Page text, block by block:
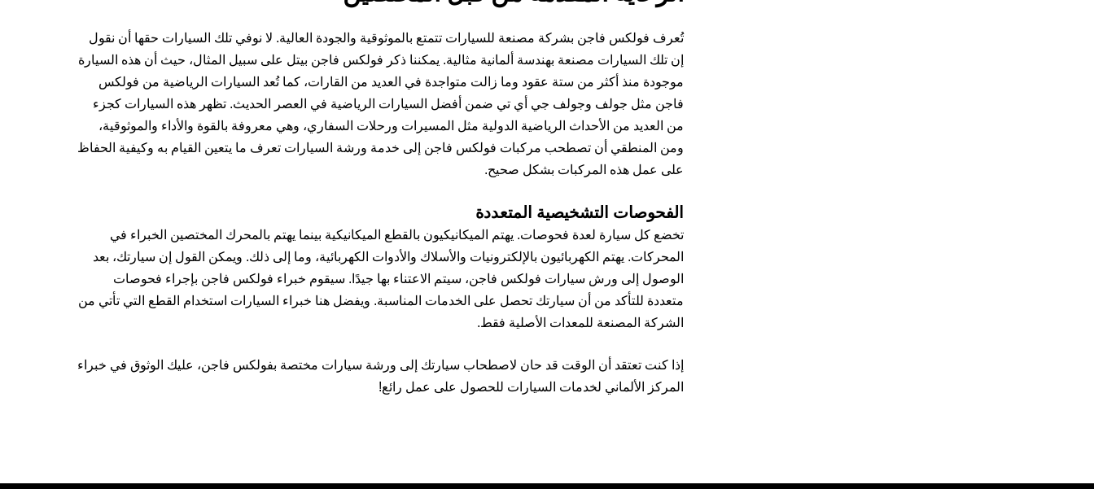
تُعرف فولكس فاجن بشركة مصنعة للسيارات تتمتع بالموثوقية والجودة العالية. لا نوفي تلك السيارات حقها أن نقول
إن تلك السيارات مصنعة بهندسة ألمانية مثالية. يمكننا ذكر فولكس فاجن بيتل على سبيل المثال، حيث أن هذه السيارة
موجودة منذ أكثر من ستة عقود وما زالت متواجدة في العديد من القارات، كما تُعد السيارات الرياضية من فولكس
فاجن مثل جولف وجولف جي أي تي ضمن أفضل السيارات الرياضية في العصر الحديث. تظهر هذه السيارات كجزء
من العديد من الأحداث الرياضية الدولية مثل المسيرات ورحلات السفاري، وهي معروفة بالقوة والأداء والموثوقية،
ومن المنطقي أن تصطحب مركبات فولكس فاجن إلى خدمة ورشة السيارات تعرف ما يتعين القيام به وكيفية الحفاظ
على عمل هذه المركبات بشكل صحيح.
الفحوصات التشخيصية المتعددة
تخضع كل سيارة لعدة فحوصات. يهتم الميكانيكيون بالقطع الميكانيكية بينما يهتم بالمحرك المختصين الخبراء في
المحركات. يهتم الكهربائيون بالإلكترونيات والأسلاك والأدوات الكهربائية، وما إلى ذلك. ويمكن القول إن سيارتك، بعد
الوصول إلى ورش سيارات فولكس فاجن، سيتم الاعتناء بها جيدًا. سيقوم خبراء فولكس فاجن بإجراء فحوصات
متعددة للتأكد من أن سيارتك تحصل على الخدمات المناسبة. ويفضل هنا خبراء السيارات استخدام القطع التي تأتي من
الشركة المصنعة للمعدات الأصلية فقط.
إذا كنت تعتقد أن الوقت قد حان لاصطحاب سيارتك إلى ورشة سيارات مختصة بفولكس فاجن، عليك الوثوق في خبراء
المركز الألماني لخدمات السيارات للحصول على عمل رائع!